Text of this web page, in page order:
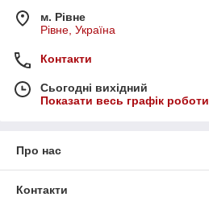
м. Рівне
Рівне, Україна
Контакти
Сьогодні вихідний
Показати весь графік роботи
Про нас
Контакти